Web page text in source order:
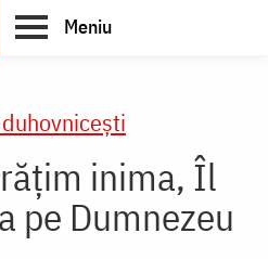
Meniu
inima, Îl
pe Dumnezeu